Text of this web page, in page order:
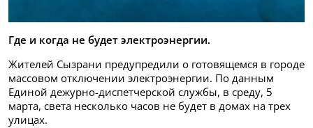
Где и когда не будет электроэнергии.
Жителей Сызрани предупредили о готовящемся в городе
массовом отключении электроэнергии. По данным
Единой дежурно-диспетчерской службы, в среду, 5
марта, света несколько часов не будет в домах на трех
улицах.